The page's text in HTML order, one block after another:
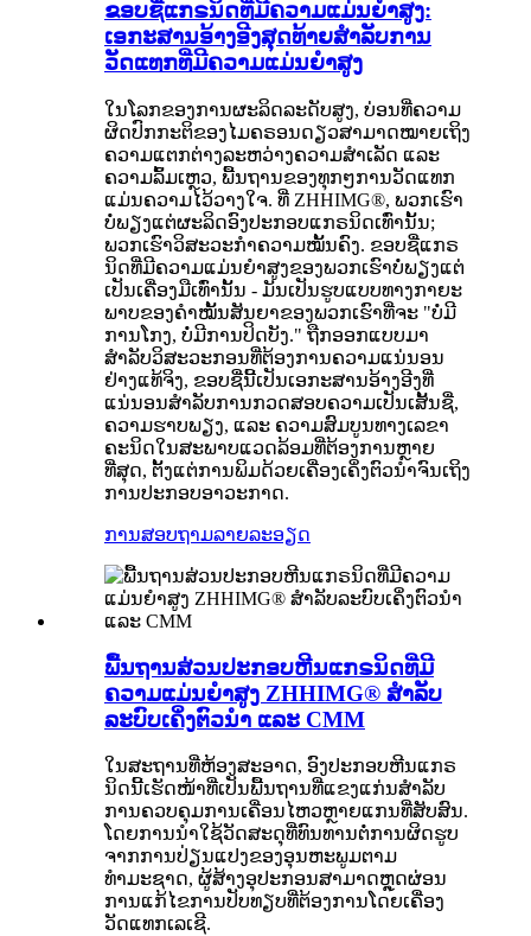
ຂອບຊື່ແກຣນິດທີ່ມີຄວາມແມ່ນຍໍາສູງ:
ເອກະສານອ້າງອີງສຸດທ້າຍສໍາລັບການ
ວັດແທກທີ່ມີຄວາມແມ່ນຍໍາສູງ
ໃນໂລກຂອງການຜະລິດລະດັບສູງ, ບ່ອນທີ່ຄວາມ
ຜິດປົກກະຕິຂອງໄມຄຣອນດຽວສາມາດໝາຍເຖິງ
ຄວາມແຕກຕ່າງລະຫວ່າງຄວາມສຳເລັດ ແລະ
ຄວາມລົ້ມເຫຼວ, ພື້ນຖານຂອງທຸກໆການວັດແທກ
ແມ່ນຄວາມໄວ້ວາງໃຈ. ທີ່ ZHHIMG®, ພວກເຮົາ
ບໍ່ພຽງແຕ່ຜະລິດອົງປະກອບແກຣນິດເທົ່ານັ້ນ;
ພວກເຮົາວິສະວະກຳຄວາມໝັ້ນຄົງ. ຂອບຊື່ແກຣ
ນິດທີ່ມີຄວາມແມ່ນຍຳສູງຂອງພວກເຮົາບໍ່ພຽງແຕ່
ເປັນເຄື່ອງມືເທົ່ານັ້ນ - ມັນເປັນຮູບແບບທາງກາຍະ
ພາບຂອງຄຳໝັ້ນສັນຍາຂອງພວກເຮົາທີ່ຈະ "ບໍ່ມີ
ການໂກງ, ບໍ່ມີການປິດບັງ." ຖືກອອກແບບມາ
ສຳລັບວິສະວະກອນທີ່ຕ້ອງການຄວາມແນ່ນອນ
ຢ່າງແທ້ຈິງ, ຂອບຊື່ນີ້ເປັນເອກະສານອ້າງອີງທີ່
ແນ່ນອນສຳລັບການກວດສອບຄວາມເປັນເສັ້ນຊື່,
ຄວາມຮາບພຽງ, ແລະ ຄວາມສົມບູນທາງເລຂາ
ຄະນິດໃນສະພາບແວດລ້ອມທີ່ຕ້ອງການຫຼາຍ
ທີ່ສຸດ, ຕັ້ງແຕ່ການພິມດ້ວຍເຄື່ອງເຄິ່ງຕົວນຳຈົນເຖິງ
ການປະກອບອາວະກາດ.
ການສອບຖາມລາຍລະອຽດ
ພື້ນຖານສ່ວນປະກອບຫີນແກຣນິດທີ່ມີ
ຄວາມແມ່ນຍໍາສູງ ZHHIMG® ສຳລັບ
ລະບົບເຄິ່ງຕົວນຳ ແລະ CMM
ໃນສະຖານທີ່ຫ້ອງສະອາດ, ອົງປະກອບຫີນແກຣ
ນິດນີ້ເຮັດໜ້າທີ່ເປັນພື້ນຖານທີ່ແຂງແກ່ນສຳລັບ
ການຄວບຄຸມການເຄື່ອນໄຫວຫຼາຍແກນທີ່ສັບສົນ.
ໂດຍການນຳໃຊ້ວັດສະດຸທີ່ທົນທານຕໍ່ການຜິດຮູບ
ຈາກການປ່ຽນແປງຂອງອຸນຫະພູມຕາມ
ທຳມະຊາດ, ຜູ້ສ້າງອຸປະກອນສາມາດຫຼຸດຜ່ອນ
ການແກ້ໄຂການປັບທຽບທີ່ຕ້ອງການໂດຍເຄື່ອງ
ວັດແທກເລເຊີ.